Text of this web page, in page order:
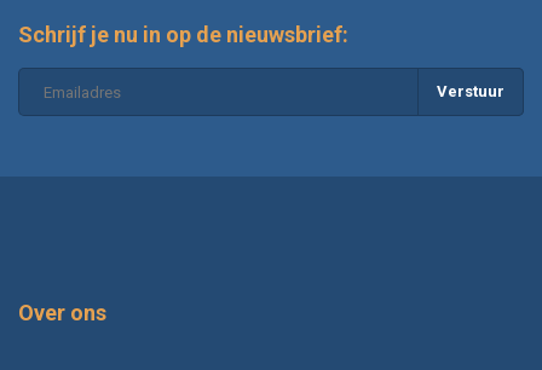
Schrijf je nu in op de nieuwsbrief:
Verstuur
Over ons